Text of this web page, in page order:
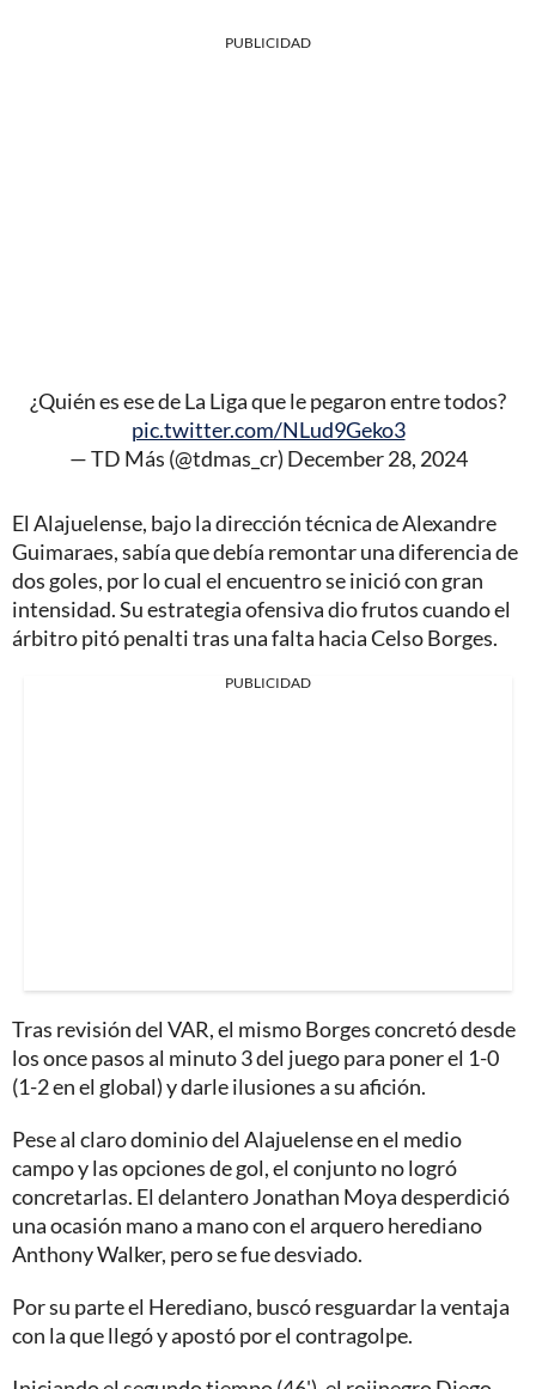
PUBLICIDAD
¿Quién es ese de La Liga que le pegaron entre todos?
pic.twitter.com/NLud9Geko3
— TD Más (@tdmas_cr) December 28, 2024
El Alajuelense, bajo la dirección técnica de Alexandre
Guimaraes, sabía que debía remontar una diferencia de
dos goles, por lo cual el encuentro se inició con gran
intensidad. Su estrategia ofensiva dio frutos cuando el
árbitro pitó penalti tras una falta hacia Celso Borges.
PUBLICIDAD
Tras revisión del VAR, el mismo Borges concretó desde
los once pasos al minuto 3 del juego para poner el 1-0
(1-2 en el global) y darle ilusiones a su afición.
Pese al claro dominio del Alajuelense en el medio
campo y las opciones de gol, el conjunto no logró
concretarlas. El delantero Jonathan Moya desperdició
una ocasión mano a mano con el arquero herediano
Anthony Walker, pero se fue desviado.
Por su parte el Herediano, buscó resguardar la ventaja
con la que llegó y apostó por el contragolpe.